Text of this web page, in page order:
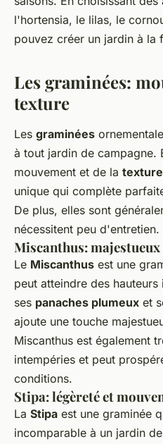
l'hortensia, le lilas, le
pouvez créer un jardin à la
Les graminées:
texture
Les graminées
à tout jardin de campagne.
mouvement et de la texture
unique qui complète
De plus, elles sont
nécessitent peu d'entretien.
Miscanthus: majestueux
Le Miscanthus est une
peut atteindre des
ses panaches plumeux et
ajoute une touche
Miscanthus est également
intempéries et peut
conditions.
Stipa: légèreté et
La Stipa est une graminée
incomparable à un jardin